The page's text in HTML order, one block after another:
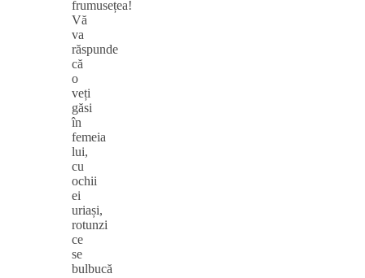
frumusețea!
Vă
va
răspunde
că
o
veți
găsi
în
femeia
lui,
cu
ochii
ei
uriași,
rotunzi
ce
se
bulbucă